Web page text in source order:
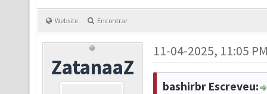
Website Encontrar
ZatanaaZ
11-04-2025, 11:05
bashirbr Escreveu: